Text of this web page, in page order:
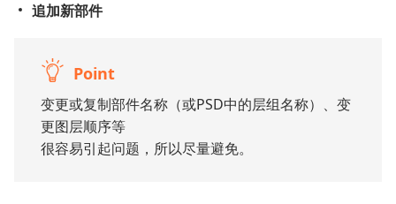
追加新部件
Point
变更或复制部件名称（或PSD中的层组名称）、变
更图层顺序等
很容易引起问题，所以尽量避免。